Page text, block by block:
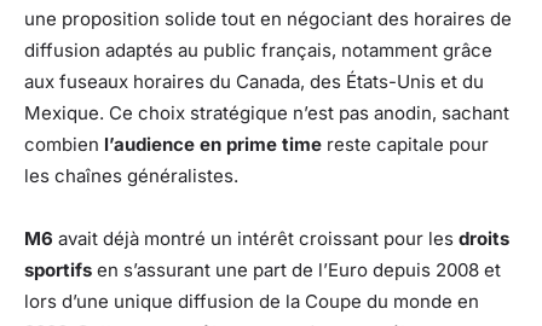
une proposition solide tout en négociant des horaires de
diffusion adaptés au public français, notamment grâce
aux fuseaux horaires du Canada, des États-Unis et du
Mexique. Ce choix stratégique n’est pas anodin, sachant
combien l’audience en prime time reste capitale pour
les chaînes généralistes.
M6 avait déjà montré un intérêt croissant pour les droits
sportifs en s’assurant une part de l’Euro depuis 2008 et
lors d’une unique diffusion de la Coupe du monde en